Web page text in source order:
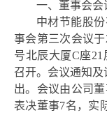
一、董事会会
中材节能股
事会第三次会议于
号北辰大厦C座
召开。会议通知及
出。会议由公司
表决董事7名，实